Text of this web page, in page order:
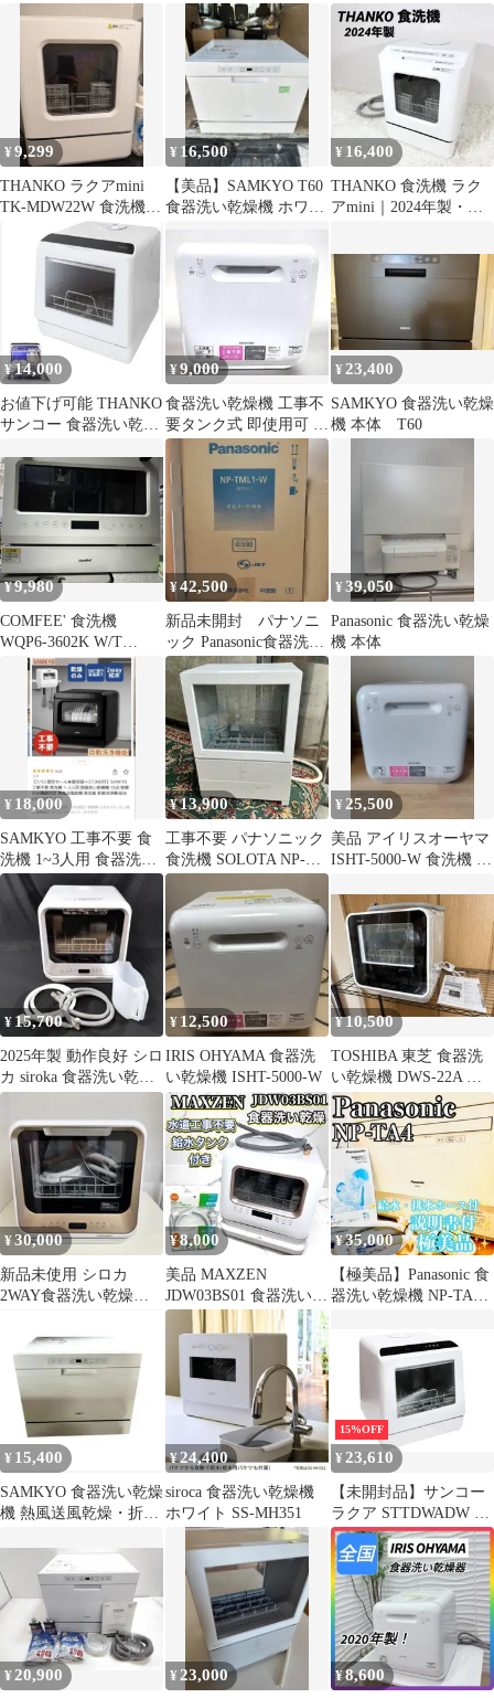
給水用ピッチャー
1.8L①
¥9,299
THANKO ラクアmini
TK-MDW22W 食洗機
工事不要 タンク式
¥ 16,500
【美品】SAMKYO T60
食器洗い乾燥機 ホワイ
ト
¥ 16,400
THANKO 食洗機 ラク
アmini｜2024年製・使
¥14,000
お値下げ可能 THANKO
サンコー 食器洗い乾燥
¥9,000
食器洗い乾燥機 工事不
要タンク式 即使用可 水
道代節約 時短 全国配送
¥ 23,400
SAMKYO 食器洗い乾燥
機 本体 T60
¥9,980
COMFEE' 食洗機
WQP6-3602K W/T
UV、給水ホース付工事
不要
¥42,500
新品未開封 パナソニ
ック Panasonic食器洗い
乾燥機 NP-TML1-W
¥39,050
Panasonic 食器洗い乾燥
機 本体
¥ 18,000
SAMKYO 工事不要 食
洗機 1~3人用 食器洗い
乾燥機
¥13,900
工事不要 パナソニック
食洗機 SOLOTA NP-
TML1 2023年製
¥25,500
美品 アイリスオーヤマ
ISHT-5000-W 食洗機 工
¥ 15,700
2025年製 動作良好 シロ
カ siroka 食器洗い乾燥
機 SS-M151
¥ 12,500
IRIS OHYAMA 食器洗
い乾燥機 ISHT-5000-W
¥10,500
TOSHIBA 東芝 食器洗
い乾燥機 DWS-22A 工
事不要 2022年製
¥30,000
新品未使用 シロカ
2WAY食器洗い乾燥機
¥8,000
美品 MAXZEN
JDW03BS01 食器洗い乾
燥機 2021年製
¥35,000
【極美品】Panasonic 食
器洗い乾燥機 NP-TA4
¥ 15,400
SAMKYO 食器洗い乾燥
機 熱風送風乾燥・折り
¥ 24,400
siroca 食器洗い乾燥機
ホワイト SS-MH351
15%OFF
¥ 23,610
【未開封品】サンコー
ラクア STTDWADW 食
器洗い乾燥機 ホワイト
工事不要 便利家電 食洗
機
¥20,900 ¥ 23,000 ¥8,600